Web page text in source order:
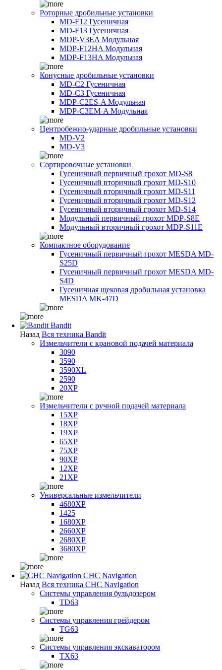
Роторные дробильные установки
MD-F12 Гусеничная
MD-F13 Гусеничная
MDP-V3EA Модульная
MDP-F12HA Модульная
MDP-F13HA Модульная
Конусные дробильные установки
MD-C2 Гусеничная
MD-C3 Гусеничная
MDP-C2ES-A Модульная
MDP-C3EM-A Модульная
Центробежно-ударные дробильные установки
MD-V2
MD-V3
Сортировочные установки
Гусеничный первичный грохот MD-S8
Гусеничный вторичный грохот MD-S10
Гусеничный вторичный грохот MD-S11
Гусеничный вторичный грохот MD-S12
Гусеничный вторичный грохот MD-S14
Модульный первичный грохот MDP-S8E
Модульный вторичный грохот MDP-S11E
Компактное оборудование
Гусеничный первичный грохот MESDA MD-
S25D
Гусеничный первичный грохот MESDA MD-
S4D
Гусеничная щековая дробильная установка
MESDA MK-47D
Bandit
Назад Вся техника Bandit
Измельчители с крановой подачей материала
3090
3590
3590XL
2590
20XP
Измельчители с ручной подачей материала
15XP
18XP
19XP
65XP
75XP
90XP
12XP
21XP
Универсальные измельчители
4680XP
1425
1680XP
2660XP
2680XP
3680XP
CHC Navigation
Назад Вся техника CHC Navigation
Системы управления бульдозером
TD63
Системы управления грейдером
TG63
Системы управления экскаватором
TX63